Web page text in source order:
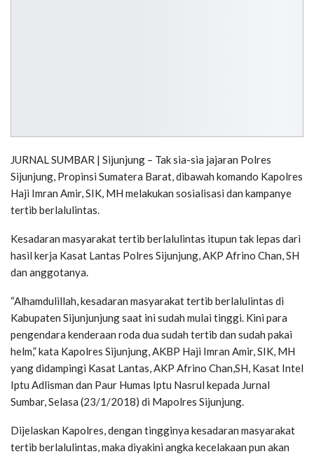
JURNAL SUMBAR | Sijunjung – Tak sia-sia jajaran Polres
Sijunjung, Propinsi Sumatera Barat, dibawah komando Kapolres
Haji Imran Amir, SIK, MH melakukan sosialisasi dan kampanye
tertib berlalulintas.
Kesadaran masyarakat tertib berlalulintas itupun tak lepas dari
hasil kerja Kasat Lantas Polres Sijunjung, AKP Afrino Chan, SH
dan anggotanya.
“Alhamdulillah, kesadaran masyarakat tertib berlalulintas di
Kabupaten Sijunjunjung saat ini sudah mulai tinggi. Kini para
pengendara kenderaan roda dua sudah tertib dan sudah pakai
helm,” kata Kapolres Sijunjung, AKBP Haji Imran Amir, SIK, MH
yang didampingi Kasat Lantas, AKP Afrino Chan,SH, Kasat Intel
Iptu Adlisman dan Paur Humas Iptu Nasrul kepada Jurnal
Sumbar, Selasa (23/1/2018) di Mapolres Sijunjung.
Dijelaskan Kapolres, dengan tingginya kesadaran masyarakat
tertib berlalulintas, maka diyakini angka kecelakaan pun akan